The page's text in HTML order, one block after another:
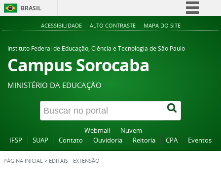
BRASIL
Simplifique!
Acesso à informação
Canais
ACESSIBILIDADE ALTO CONTRASTE MAPA DO SITE
Instituto Federal de Educação, Ciência e Tecnologia de São Paulo
Campus Sorocaba
MINISTÉRIO DA EDUCAÇÃO
Webmail
Nuvem
IFSP
SUAP Contato Ouvidoria Reitoria CPA Eventos
PÁGINA INICIAL > EDITAIS - EXTENSÃO